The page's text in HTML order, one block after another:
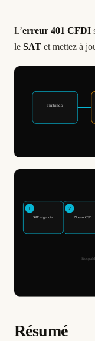
L’erreur 401 CFDI
le SAT et mettez à
Résumé